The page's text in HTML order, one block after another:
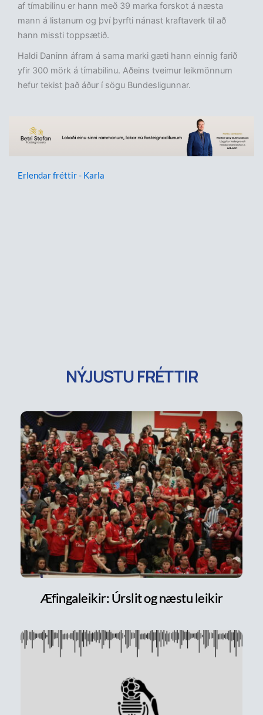
af tímabilinu er hann með 39 marka forskot á næsta
mann á listanum og því þyrfti nánast kraftaverk til að
hann missti toppsætið.
Haldi Daninn áfram á sama marki gæti hann einnig farið
yfir 300 mörk á tímabilinu. Aðeins tveimur leikmönnum
hefur tekist það áður í sögu Bundesligunnar.
Erlendar fréttir - Karla
NÝJUSTU FRÉTTIR
Æfingaleikir: Úrslit og næstu leikir